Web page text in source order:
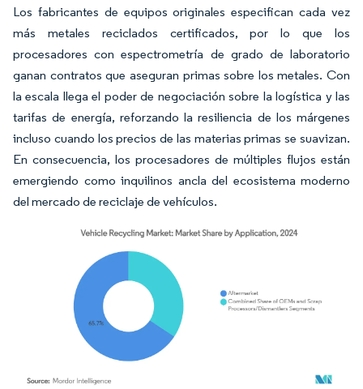
Los fabricantes de equipos originales especifican cada vez
más metales reciclados certificados, por lo que los
procesadores con espectrometría de grado de laboratorio
ganan contratos que aseguran primas sobre los metales. Con
la escala llega el poder de negociación sobre la logística y las
tarifas de energía, reforzando la resiliencia de los márgenes
incluso cuando los precios de las materias primas se suavizan.
En consecuencia, los procesadores de múltiples flujos están
emergiendo como inquilinos ancla del ecosistema moderno
del mercado de reciclaje de vehículos.